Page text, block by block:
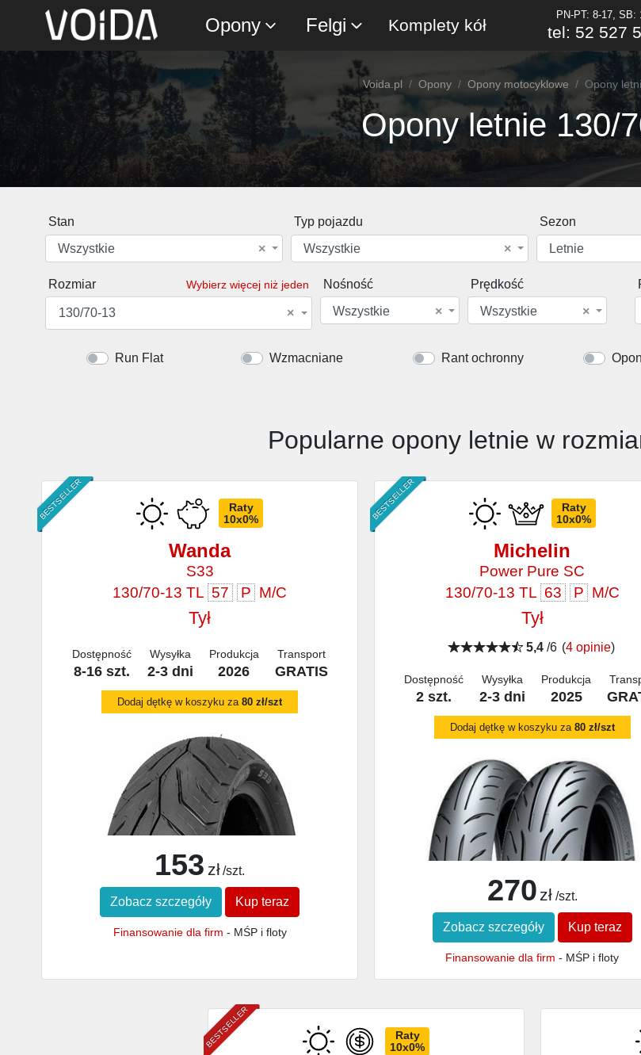
Opony Felgi Komplety kół
PN-PT: 8-17, SB:
tel: 52 527
Voida.pl Opony Opony motocyklowe Opony
Opony letnie 130/
Stan
×
Wszystkie
Typ pojazdu
×
Wszystkie
Sezon
Letnie
Rozmiar Wybierz więcej niż jeden
×
130/70-13
Nośność
×
Wszystkie
Prędkość
×
Wszystkie
Run Flat Wzmacniane Rant ochronny
Popularne opony letnie w
BESTSELLER
Raty
10x0%
Wanda
S33
130/70-13 TL 57 P M/C
Tył
Dostępność
8-16 szt.
Wysyłka
2-3 dni
Produkcja
2026
Transport
GRATIS
Dodaj dętkę w koszyku za 80 zł/szt
153 zł /szt.
Zobacz szczegóły Kup teraz
Finansowanie dla firm - MŚP i floty
BESTSELLER
Raty
10x0%
Michelin
Power Pure SC
130/70-13 TL 63 P M/C
Tył
5,4/6 (4 opinie)
Dostępność
2 szt.
Wysyłka
2-3 dni
Produkcja
2025
Dodaj dętkę w koszyku za 80 zł/szt
270 zł /szt.
Zobacz szczegóły Kup teraz
Finansowanie dla firm - MŚP i floty
BESTSELLER
Raty
10x0%